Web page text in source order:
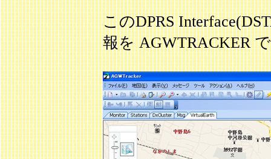
このDPRS
報を AGWTRACKER